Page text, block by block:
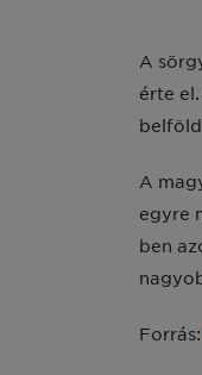
A
érte
A
egyre
ben
Forrás: